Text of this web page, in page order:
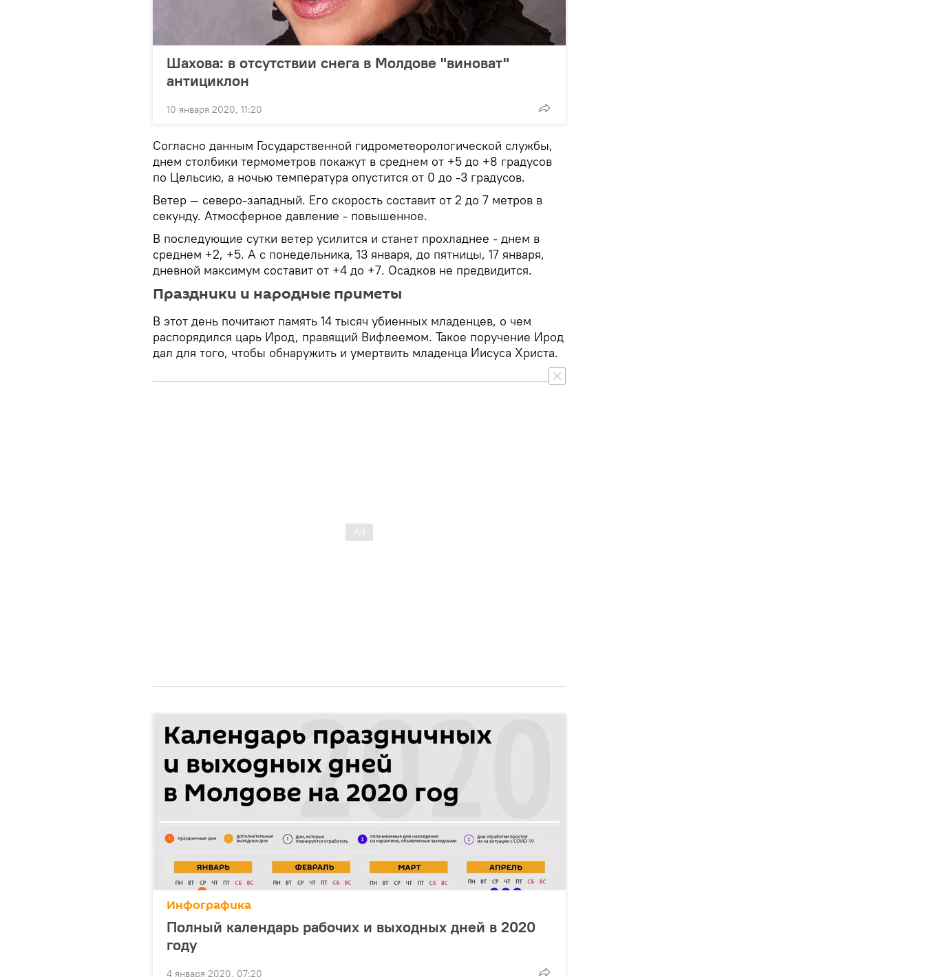
Шахова: в отсутствии снега в Молдове "виноват"
антициклон
10 января 2020, 11:20
Согласно данным Государственной гидрометеорологической службы,
днем столбики термометров покажут в среднем от +5 до +8 градусов
по Цельсию, а ночью температура опустится от 0 до -3 градусов.
Ветер — северо-западный. Его скорость составит от 2 до 7 метров в
секунду. Атмосферное давление - повышенное.
В последующие сутки ветер усилится и станет прохладнее - днем в
среднем +2, +5. А с понедельника, 13 января, до пятницы, 17 января,
дневной максимум составит от +4 до +7. Осадков не предвидится.
Праздники и народные приметы
В этот день почитают память 14 тысяч убиенных младенцев, о чем
распорядился царь Ирод, правящий Вифлеемом. Такое поручение Ирод
дал для того, чтобы обнаружить и умертвить младенца Иисуса Христа.
Инфографика
Полный календарь рабочих и выходных дней в 2020
году
4 января 2020, 07:20